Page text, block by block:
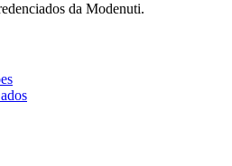
da Modenuti.